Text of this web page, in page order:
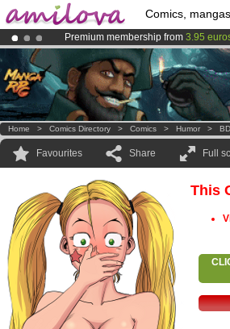
Comics,
Premium membership from 3.95
Already 100000membersand 1000
AmilovaKickstarter is now LIVE!.
Home > Comics Directory > Comics > Humor >
Favourites Share Full
This